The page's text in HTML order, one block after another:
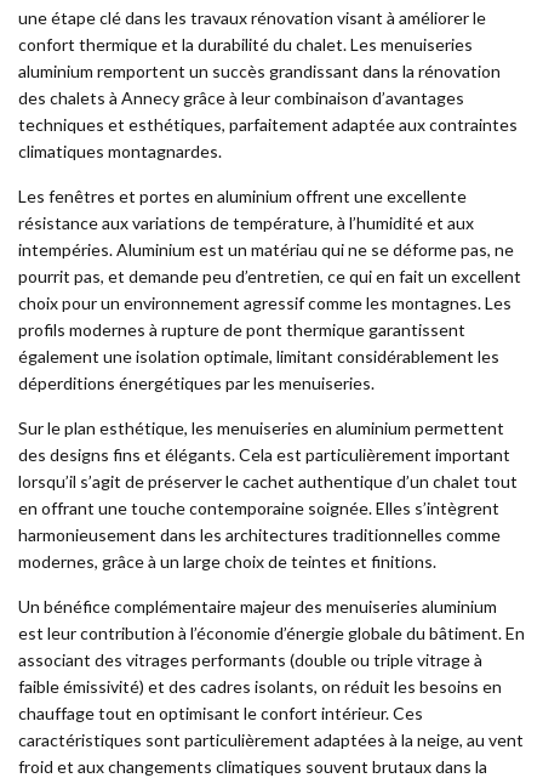
une étape clé dans les travaux rénovation visant à améliorer le
confort thermique et la durabilité du chalet. Les menuiseries
aluminium remportent un succès grandissant dans la rénovation
des chalets à Annecy grâce à leur combinaison d’avantages
techniques et esthétiques, parfaitement adaptée aux contraintes
climatiques montagnardes.
Les fenêtres et portes en aluminium offrent une excellente
résistance aux variations de température, à l’humidité et aux
intempéries. Aluminium est un matériau qui ne se déforme pas, ne
pourrit pas, et demande peu d’entretien, ce qui en fait un excellent
choix pour un environnement agressif comme les montagnes. Les
profils modernes à rupture de pont thermique garantissent
également une isolation optimale, limitant considérablement les
déperditions énergétiques par les menuiseries.
Sur le plan esthétique, les menuiseries en aluminium permettent
des designs fins et élégants. Cela est particulièrement important
lorsqu’il s’agit de préserver le cachet authentique d’un chalet tout
en offrant une touche contemporaine soignée. Elles s’intègrent
harmonieusement dans les architectures traditionnelles comme
modernes, grâce à un large choix de teintes et finitions.
Un bénéfice complémentaire majeur des menuiseries aluminium
est leur contribution à l’économie d’énergie globale du bâtiment. En
associant des vitrages performants (double ou triple vitrage à
faible émissivité) et des cadres isolants, on réduit les besoins en
chauffage tout en optimisant le confort intérieur. Ces
caractéristiques sont particulièrement adaptées à la neige, au vent
froid et aux changements climatiques souvent brutaux dans la